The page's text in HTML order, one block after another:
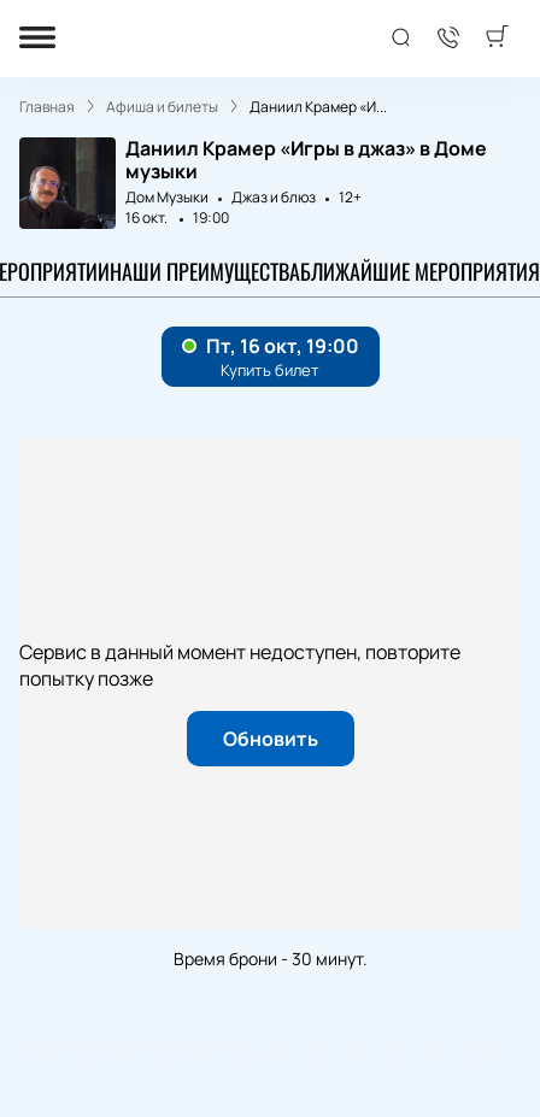
Главная Афиша и билеты Даниил Крамер «И...
Даниил Крамер «Игры в джаз» в Доме
музыки
Дом Музыки Джаз и блюз
12+
16 окт.
19:00
НАШИ ПРЕИМУЩЕСТВАБЛИЖАЙШИЕ МЕРОПРИЯТИЯ
Сервис в данный момент недоступен, повторите
попытку позже
Обновить
Время брони - 30 минут.